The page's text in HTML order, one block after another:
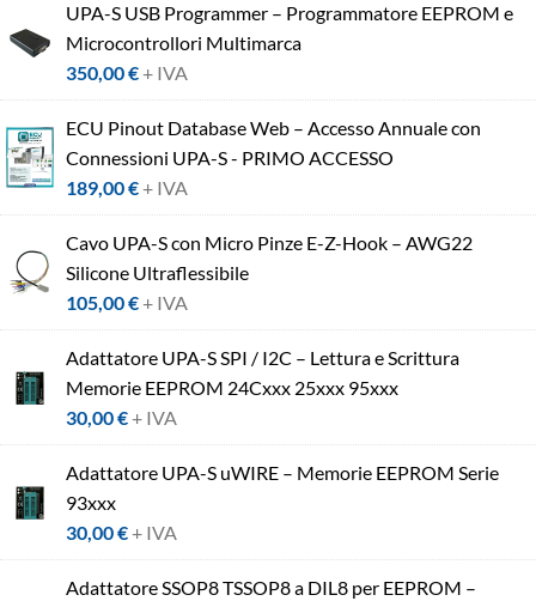
UPA-S USB Programmer – Programmatore EEPROM e
Microcontrollori Multimarca
350,00€+ IVA
ECU Pinout Database Web – Accesso Annuale con
Connessioni UPA-S - PRIMO ACCESSO
189,00€+ IVA
Cavo UPA-S con Micro Pinze E-Z-Hook – AWG22
Silicone Ultraflessibile
105,00€+ IVA
Adattatore UPA-S SPI / I2C – Lettura e Scrittura
Memorie EEPROM 24Cxxx 25xxx 95xxx
30,00€+ IVA
Adattatore UPA-S uWIRE – Memorie EEPROM Serie
93xxx
30,00€+ IVA
Adattatore SSOP8 TSSOP8 a DIL8 per EEPROM –